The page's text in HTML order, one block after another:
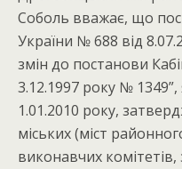
Соболь вважає, що
України № 688 від
змін до постанови
3.12.1997 року № 1349”,
1.01.2010 року,
міських (міст
виконавчих комітетів,